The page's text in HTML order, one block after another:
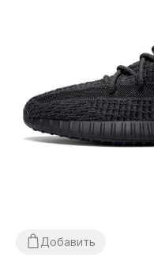
комиссия за
оплачивается
товара! Доставка
момента
обменять или
подошло —
отказаться от
может незначительно
Добавить